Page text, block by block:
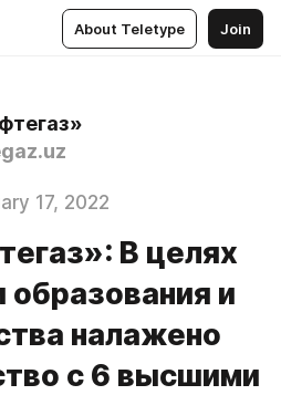
About Teletype Join
17, 2022
В целях
образования и
налажено
с 6 высшими